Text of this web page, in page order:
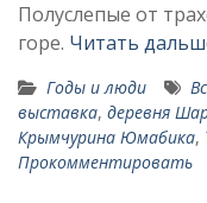
Полуслепые от
горе. Читать
Годы и люди
выставка, деревня
Крымчурина Юмабика,
Прокомментировать